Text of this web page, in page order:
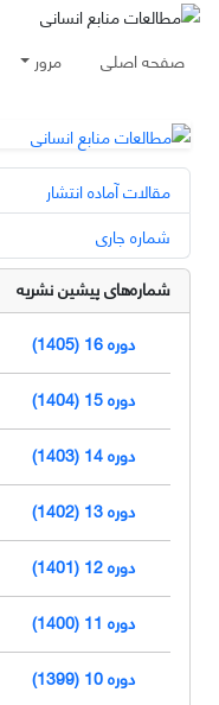
صفحه اصلی مرور
مقالات آماده انتشار
شماره جاری
شماره‌های پیشین نشریه
دوره 16 (1405)
دوره 15 (1404)
دوره 14 (1403)
دوره 13 (1402)
دوره 12 (1401)
دوره 11 (1400)
دوره 10 (1399)